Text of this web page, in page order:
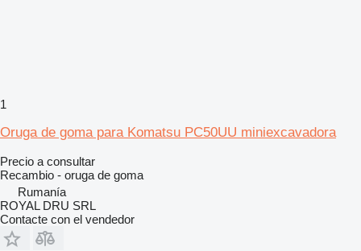
1
Oruga de goma para Komatsu PC50UU miniexcavadora
Precio a consultar
Recambio - oruga de goma
Rumanía
ROYAL DRU SRL
Contacte con el vendedor